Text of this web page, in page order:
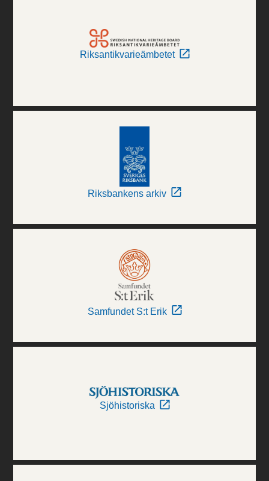
Riksantikvarieämbetet
Riksbankens arkiv
Samfundet S:t Erik
Sjöhistoriska